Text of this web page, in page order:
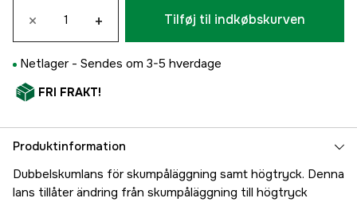
× + Tilføj til indkøbskurven
Netlager - Sendes om 3-5 hverdage
FRI FRAKT!
Produktinformation
Dubbelskumlans för skumpåläggning samt högtryck. Denna
lans tillåter ändring från skumpåläggning till högtryck